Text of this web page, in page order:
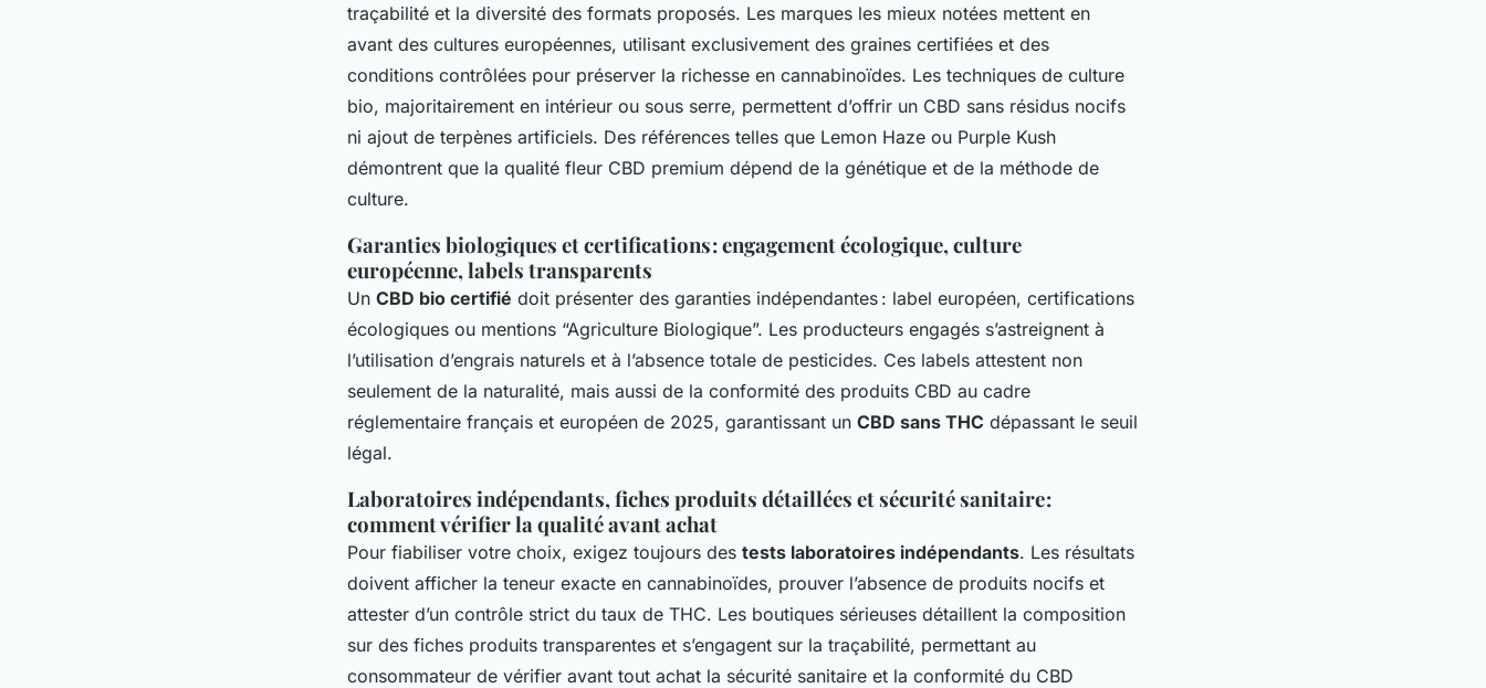
traçabilité et la diversité des formats proposés. Les marques les mieux notées mettent en
avant des cultures européennes, utilisant exclusivement des graines certifiées et des
conditions contrôlées pour préserver la richesse en cannabinoïdes. Les techniques de culture
bio, majoritairement en intérieur ou sous serre, permettent d’offrir un CBD sans résidus nocifs
ni ajout de terpènes artificiels. Des références telles que Lemon Haze ou Purple Kush
démontrent que la qualité fleur CBD premium dépend de la génétique et de la méthode de
culture.
Garanties biologiques et certifications : engagement écologique, culture
européenne, labels transparents
Un CBD bio certifié doit présenter des garanties indépendantes : label européen, certifications
écologiques ou mentions “Agriculture Biologique”. Les producteurs engagés s’astreignent à
l’utilisation d’engrais naturels et à l’absence totale de pesticides. Ces labels attestent non
seulement de la naturalité, mais aussi de la conformité des produits CBD au cadre
réglementaire français et européen de 2025, garantissant un CBD sans THC dépassant le seuil
légal.
Laboratoires indépendants, fiches produits détaillées et sécurité sanitaire :
comment vérifier la qualité avant achat
Pour fiabiliser votre choix, exigez toujours des tests laboratoires indépendants. Les résultats
doivent afficher la teneur exacte en cannabinoïdes, prouver l’absence de produits nocifs et
attester d’un contrôle strict du taux de THC. Les boutiques sérieuses détaillent la composition
sur des fiches produits transparentes et s’engagent sur la traçabilité, permettant au
consommateur de vérifier avant tout achat la sécurité sanitaire et la conformité du CBD